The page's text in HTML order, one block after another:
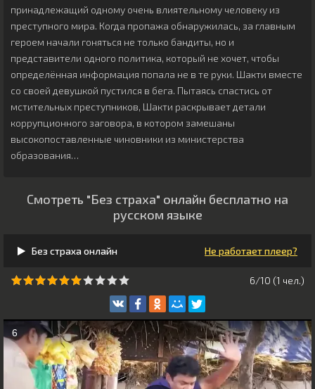
принадлежащий одному очень влиятельному человеку из
преступного мира. Когда пропажа обнаружилась, за главным
героем начали гоняться не только бандиты, но и
представители одного политика, который не хочет, чтобы
определённая информация попала не в те руки. Шакти вместе
со своей девушкой пустился в бега. Пытаясь спастись от
мстительных преступников, Шакти раскрывает детали
коррупционного заговора, в котором замешаны
высокопоставленные чиновники из министерства
образования…
Смотреть "Без страха" онлайн бесплатно на
русском языке
Без страха онлайн Не работает плеер?
6/10 (1 чeл.)